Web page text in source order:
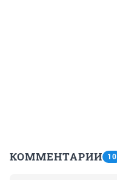
КОММЕНТАРИИ 10